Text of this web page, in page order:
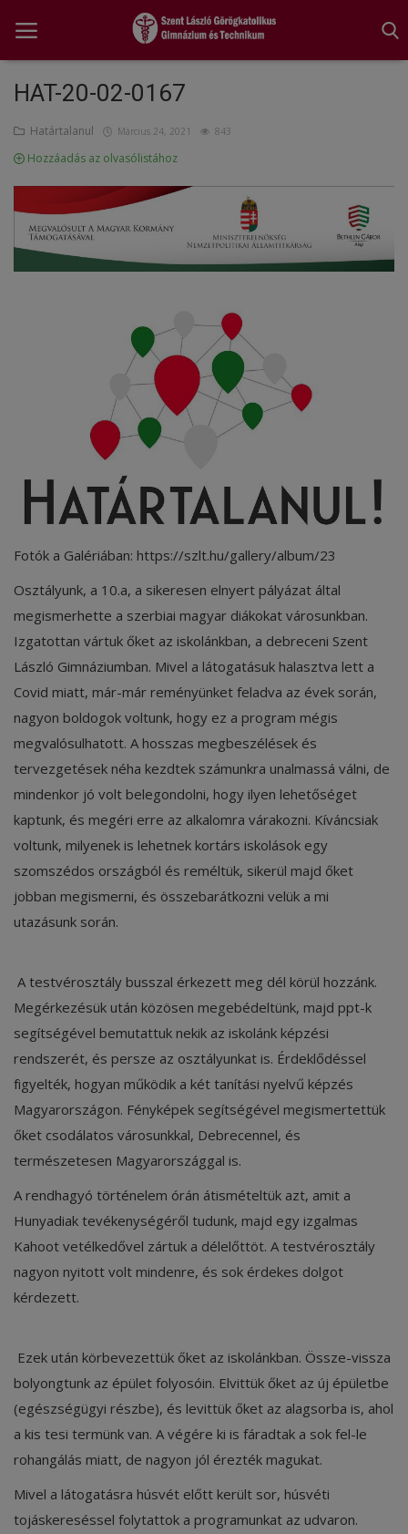
Főoldal
Diákönkormányzat
Egészségnevelés
Igazgatói köszöntő
Pályázatok
Dokumentumok
Menza
OM azonosító:203167 Tel.:(52)
411 674 E-
mail:szentlaszlodebrecen@gmail.c
om Cím:Debrecen, Thomas Mann
utca 16.
E-Napló
HAT-20-02-0167
Határtalanul Március 24, 2021 843
Hozzáadás az olvasólistához
Fotók a Galériában: https://szlt.hu/gallery/album/23
Osztályunk, a 10.a, a sikeresen elnyert pályázat által
megismerhette a szerbiai magyar diákokat városunkban.
Izgatottan vártuk őket az iskolánkban, a debreceni Szent
László Gimnáziumban. Mivel a látogatásuk halasztva lett a
Covid miatt, már-már reményünket feladva az évek során,
nagyon boldogok voltunk, hogy ez a program mégis
megvalósulhatott. A hosszas megbeszélések és
tervezgetések néha kezdtek számunkra unalmassá válni, de
mindenkor jó volt belegondolni, hogy ilyen lehetőséget
kaptunk, és megéri erre az alkalomra várakozni. Kíváncsiak
voltunk, milyenek is lehetnek kortárs iskolások egy
szomszédos országból és reméltük, sikerül majd őket
jobban megismerni, és összebarátkozni velük a mi
utazásunk során.
A testvérosztály busszal érkezett meg dél körül hozzánk.
Megérkezésük után közösen megebédeltünk, majd ppt-k
segítségével bemutattuk nekik az iskolánk képzési
rendszerét, és persze az osztályunkat is. Érdeklődéssel
figyelték, hogyan működik a két tanítási nyelvű képzés
Magyarországon. Fényképek segítségével megismertettük
őket csodálatos városunkkal, Debrecennel, és
természetesen Magyarországgal is.
A rendhagyó történelem órán átismételtük azt, amit a
Hunyadiak tevékenységéről tudunk, majd egy izgalmas
Kahoot vetélkedővel zártuk a délelőttöt. A testvérosztály
nagyon nyitott volt mindenre, és sok érdekes dolgot
kérdezett.
Ezek után körbevezettük őket az iskolánkban. Össze-vissza
bolyongtunk az épület folyosóin. Elvittük őket az új épületbe
(egészségügyi részbe), és levittük őket az alagsorba is, ahol
a kis tesi termünk van. A végére ki is fáradtak a sok fel-le
rohangálás miatt, de nagyon jól érezték magukat.
Mivel a látogatásra húsvét előtt került sor, húsvéti
tojáskereséssel folytattok a programunkat az udvaron.